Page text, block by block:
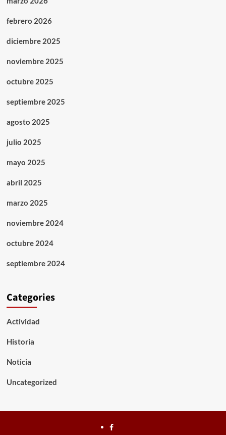
febrero 2026
diciembre 2025
noviembre 2025
octubre 2025
septiembre 2025
agosto 2025
julio 2025
mayo 2025
abril 2025
marzo 2025
noviembre 2024
octubre 2024
septiembre 2024
Categories
Actividad
Historia
Noticia
Uncategorized
Facebook